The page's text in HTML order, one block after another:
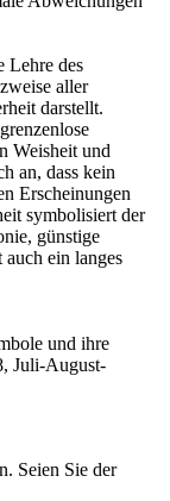
Lehre des
aller
darstellt.
Weisheit und
an, dass kein
Erscheinungen
symbolisiert der
günstige
ein langes
und ihre
Juli-August-
Seien Sie der